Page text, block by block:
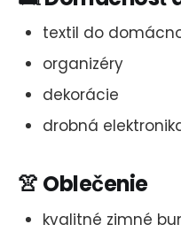
textil do
organizéry
dekorácie
drobná
👚 Oblečenie
kvalitné zimné